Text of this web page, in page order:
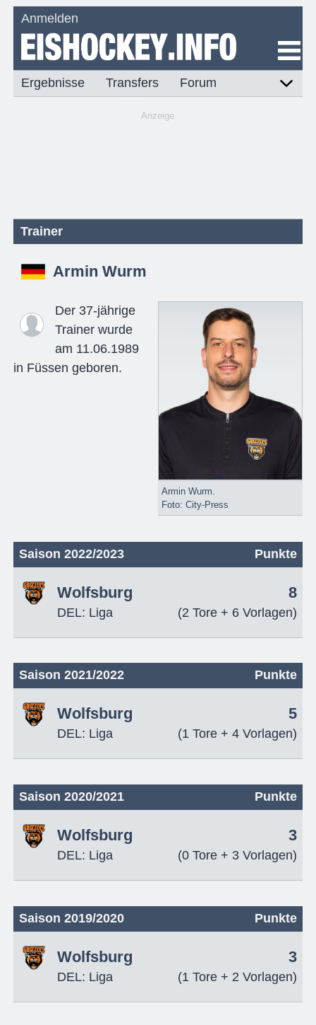
Anmelden
Ergebnisse Transfers Forum
Anzeige
Trainer
Armin Wurm
Armin Wurm.
Foto: City-Press
Der 37-jährige
Trainer wurde
am 11.06.1989
in Füssen geboren.
Saison 2022/2023 Punkte
Wolfsburg
DEL: Liga
8
(2 Tore + 6 Vorlagen)
Saison 2021/2022 Punkte
Wolfsburg
DEL: Liga
5
(1 Tore + 4 Vorlagen)
Saison 2020/2021 Punkte
Wolfsburg
DEL: Liga
3
(0 Tore + 3 Vorlagen)
Saison 2019/2020 Punkte
Wolfsburg
DEL: Liga
3
(1 Tore + 2 Vorlagen)